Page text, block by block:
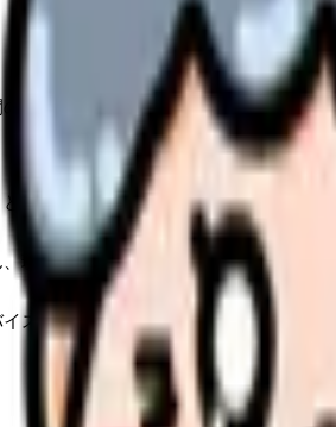
差は依然として大きな課題となって
もに、現場で実際に成功している改善
現在の職場での残業削減に取り組む看
スで、あなたの働き方改革をサポート